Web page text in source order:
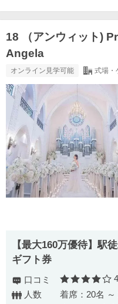
18 （アンウィット)
Angela
オンライン見学可能 式場・
【最大160万優待】駅
ギフト券
口コミ
人数
着席：20名 ～